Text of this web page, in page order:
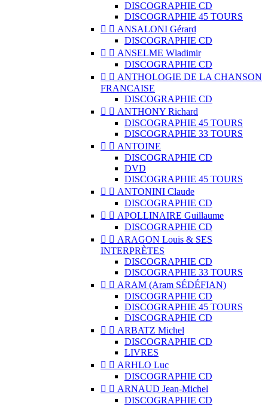
DISCOGRAPHIE CD
DISCOGRAPHIE 45 TOURS
  ANSALONI Gérard
DISCOGRAPHIE CD
  ANSELME Wladimir
DISCOGRAPHIE CD
  ANTHOLOGIE DE LA CHANSON
FRANCAISE
DISCOGRAPHIE CD
  ANTHONY Richard
DISCOGRAPHIE 45 TOURS
DISCOGRAPHIE 33 TOURS
  ANTOINE
DISCOGRAPHIE CD
DVD
DISCOGRAPHIE 45 TOURS
  ANTONINI Claude
DISCOGRAPHIE CD
  APOLLINAIRE Guillaume
DISCOGRAPHIE CD
  ARAGON Louis & SES
INTERPRÈTES
DISCOGRAPHIE CD
DISCOGRAPHIE 33 TOURS
  ARAM (Aram SÉDÉFIAN)
DISCOGRAPHIE CD
DISCOGRAPHIE 45 TOURS
DISCOGRAPHIE CD
  ARBATZ Michel
DISCOGRAPHIE CD
LIVRES
  ARHLO Luc
DISCOGRAPHIE CD
  ARNAUD Jean-Michel
DISCOGRAPHIE CD